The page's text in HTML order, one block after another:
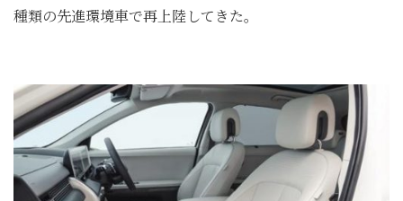
種類の先進環境車で再上陸してきた。